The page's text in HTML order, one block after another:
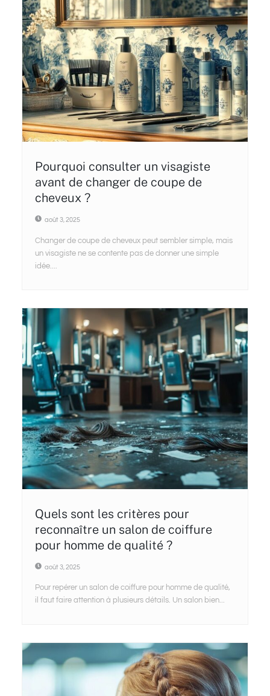
Pourquoi consulter un visagiste
avant de changer de coupe de
cheveux ?
août 3, 2025
Changer de coupe de cheveux peut sembler simple, mais
un visagiste ne se contente pas de donner une simple
idée....
Quels sont les critères pour
reconnaître un salon de coiffure
pour homme de qualité ?
août 3, 2025
Pour repérer un salon de coiffure pour homme de qualité,
il faut faire attention à plusieurs détails. Un salon bien...